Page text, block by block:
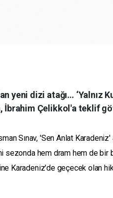
yeni dizi atağı… ‘Yalnız
İbrahim Çelikkol'a teklif
Sınav, 'Sen Anlat
sezonda hem dram hem de bir
Karadeniz'de geçecek olan